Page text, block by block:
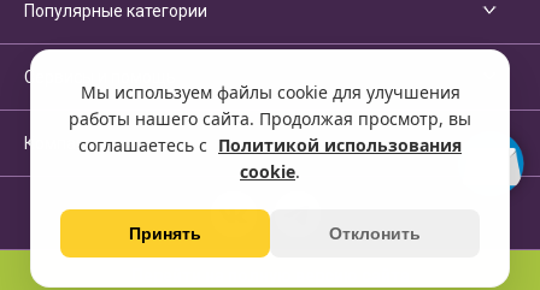
Мы используем файлы cookie для улучшения
работы нашего сайта. Продолжая просмотр, вы
соглашаетесь с Политикой использования
cookie.
Принять Отклонить
Популярные категории
Сервисы и помощь
Компания